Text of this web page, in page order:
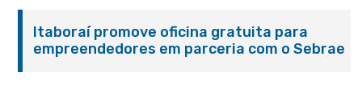
Itaboraí promove oficina gratuita para
empreendedores em parceria com o Sebrae